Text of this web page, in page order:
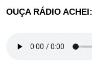
OUÇA RÁDIO ACHEI: